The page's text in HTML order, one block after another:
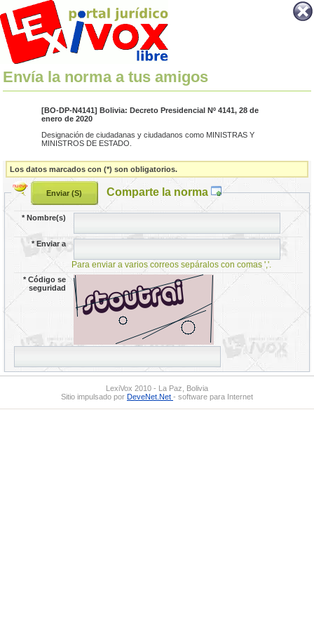
Envía la norma a tus amigos
[BO-DP-N4141] Bolivia: Decreto Presidencial Nº 4141, 28 de
enero de 2020
Designación de ciudadanas y ciudadanos como MINISTRAS Y
MINISTROS DE ESTADO.
Los datos marcados con (*) son obligatorios.
Comparte la norma
*Nombre(s)
*Enviar a
Para enviar a varios correos sepáralos con comas ','.
*Código se
seguridad
LexiVox 2010 - La Paz, Bolivia
Sitio impulsado por DeveNet.Net - software para Internet